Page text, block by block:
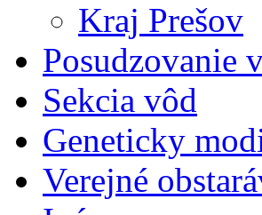
Kraj Prešov
Posudzovanie
Sekcia vôd
Geneticky
Verejné